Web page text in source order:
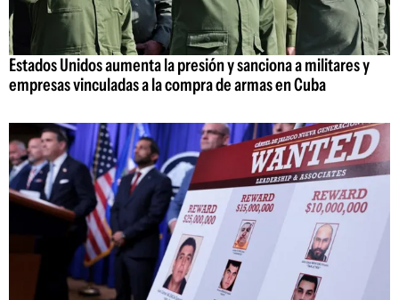
Estados Unidos aumenta la presión y sanciona a militares y
empresas vinculadas a la compra de armas en Cuba